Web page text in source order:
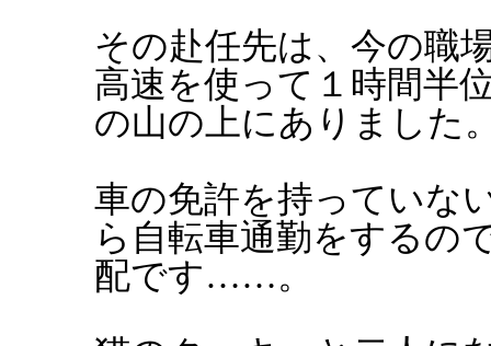
その赴任先は、今の職
高速を使って１時間半
の山の上にありました
車の免許を持っていな
ら自転車通勤をするの
配です……。